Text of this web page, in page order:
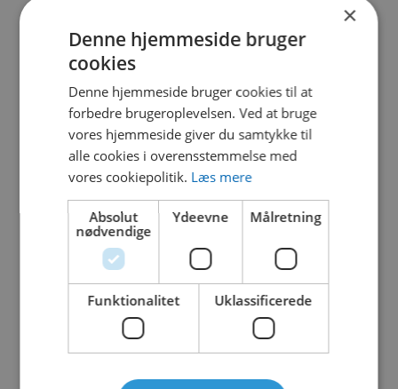
tågesprøjt holder børnene sig kølige og
underholdt, mens de farer rundt og udforsker.
Mærke: Vortex
Aldersgruppe: 0 – 20+ år
Material
Lekredskap
Leg med vand
Fallunderlag
Ikke påkrævet
×
Denne hjemmeside bruger
cookies
Denne hjemmeside bruger cookies til at
forbedre brugeroplevelsen. Ved at bruge
vores hjemmeside giver du samtykke til
alle cookies i overensstemmelse med
vores cookiepolitik. Læs mere
Absolut
nødvendige
Ydeevne Målretning
Funktionalitet Uklassificerede